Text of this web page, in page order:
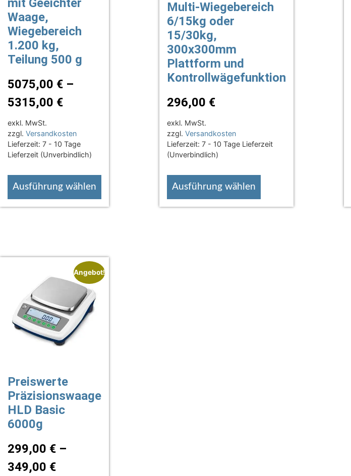
mit Geeichter
Waage,
Wiegebereich
1.200 kg,
Teilung 500 g
5075,00 € –
5315,00 €
exkl. MwSt.
zzgl. Versandkosten
Lieferzeit: 7 - 10 Tage
Lieferzeit (Unverbindlich)
Ausführung wählen
Multi-Wiegebereich
6/15kg oder
15/30kg,
300x300mm
Plattform und
Kontrollwägefunktion
296,00 €
exkl. MwSt.
zzgl. Versandkosten
Lieferzeit: 7 - 10 Tage Lieferzeit
(Unverbindlich)
Ausführung wählen
Angebot!
Preiswerte
Präzisionswaage
HLD Basic
6000g
299,00 € –
349,00 €